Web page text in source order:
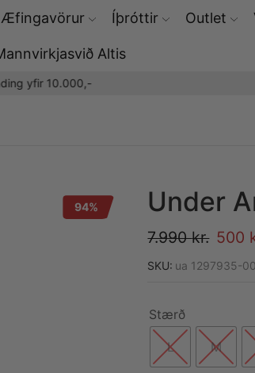
Æfingavörur Íþróttir Outlet
Altis
æfingaúrin hjá okkur
94% Under
7.990kr. 500
SKU: ua 1297935-
Stærð
L M